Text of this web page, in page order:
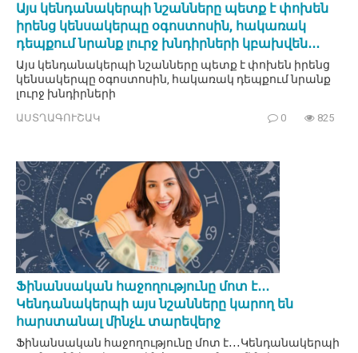
Այս կենդանակերպի նշանները պետք է փոխեն
իրենց կենսակերպը օգոստոսին, հակառակ
դեպքում նրանք լուրջ խնդիրների կբախվեն․․․
Այս կենդանակերպի նշանները պետք է փոխեն իրենց
կենսակերպը օգոստոսին, հակառակ դեպքում նրանք
լուրջ խնդիրների
ԱՍՏՂԱԳՈՒՇԱԿ 0 825
Ֆինանսական հաջողությունը մոտ է․․․
Կենդանակերպի այս նշանները կարող են
հարստանալ մինչև տարեվերջ
Ֆինանսական հաջողությունը մոտ է․․․Կենդանակերպի